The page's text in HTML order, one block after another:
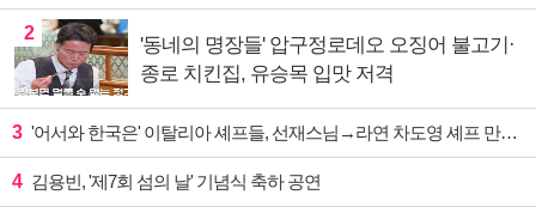
2
'동네의 명장들' 압구정로데오 오징어 불고기·
종로 치킨집, 유승목 입맛 저격
3 '어서와 한국은' 이탈리아 셰프들, 선재스님→라연 차도영 셰프 만난다
4 김용빈, '제7회 섬의 날' 기념식 축하 공연